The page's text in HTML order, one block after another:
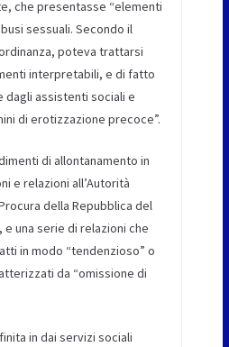
che presentasse “elementi
sessuali. Secondo il
poteva trattarsi
interpretabili, e di fatto
assistenti sociali e
di erotizzazione precoce”.
di allontanamento in
e relazioni all’Autorità
della Repubblica del
una serie di relazioni che
in modo “tendenzioso” o
da “omissione di
in dai servizi sociali